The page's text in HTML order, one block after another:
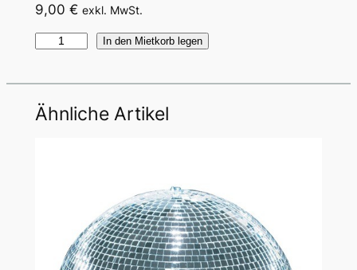
9,00 € exkl. MwSt.
b
e
l
In den Mietkorb legen
Ähnliche Artikel